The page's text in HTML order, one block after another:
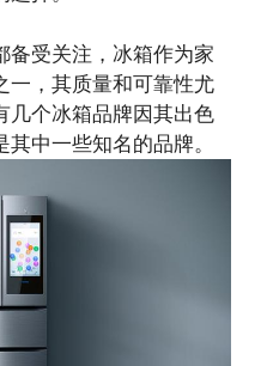
备受关注，冰箱作为家
一，其质量和可靠性尤
几个冰箱品牌因其出色
中一些知名的品牌。